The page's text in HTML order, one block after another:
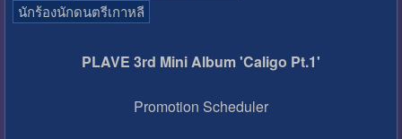
นักร้องนักดนตรีเกาหลี
PLAVE 3rd Mini Album 'Caligo Pt.1'
Promotion Scheduler